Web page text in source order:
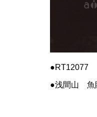
RT12077
浅間山 魚